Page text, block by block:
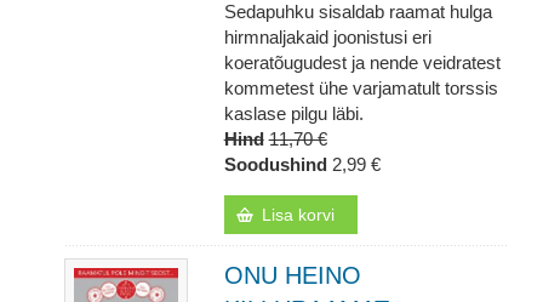
Sedapuhku sisaldab raamat hulga
hirmnaljakaid joonistusi eri
koeratõugudest ja nende veidratest
kommetest ühe varjamatult torssis
kaslase pilgu läbi.
Hind 11,70 €
Soodushind 2,99 €
Lisa korvi
ONU HEINO